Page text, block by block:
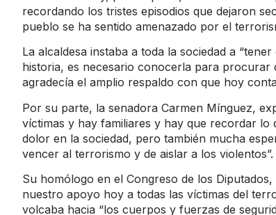
recordando los tristes episodios que dejaron
pueblo se ha sentido amenazado por el
La alcaldesa instaba a toda la sociedad a
historia, es necesario conocerla para procurar
agradecía el amplio respaldo con que hoy
Por su parte, la senadora Carmen Mínguez,
víctimas y hay familiares y hay que recordar
dolor en la sociedad, pero también mucha
vencer al terrorismo y de aislar a los violentos”.
Su homólogo en el Congreso de los
nuestro apoyo hoy a todas las víctimas del
volcaba hacia “los cuerpos y fuerzas de